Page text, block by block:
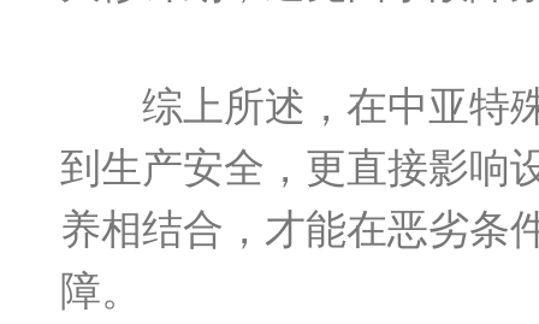
综上所述，在中亚特
到生产安全，更直接影响
养相结合，才能在恶劣条
障。